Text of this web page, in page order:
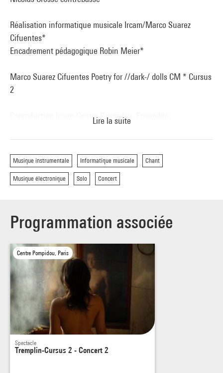
Réalisation informatique musicale Ircam/Marco Suarez
Cifuentes*
Encadrement pédagogique Robin Meier*
Marco Suarez Cifuentes Poetry for //dark-/ dolls CM * Cursus
2
Coproduction Ircam-Centre Pompidou, Ensemble
Avec le soutien de la Sacem (bourses d’étude aux jeunes
compositeurs du Cursus
2).
Lire la suite
Musique instrumentale Informatique musicale Chant
Musique électronique Solo Concert
Programmation associée
Centre Pompidou, Paris
Spectacle
Tremplin-Cursus 2 - Concert 2